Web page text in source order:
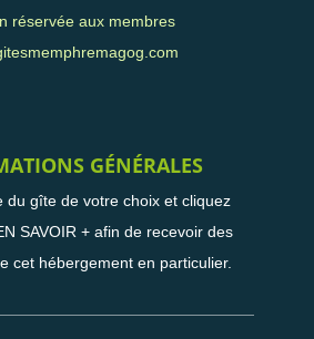
réservée aux membres
GÉNÉRALES
du gîte de votre choix et cliquez
SAVOIR + afin de recevoir des
cet hébergement en particulier.